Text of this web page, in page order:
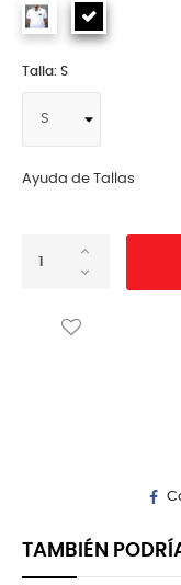
Talla: S
Ayuda de Tallas
TAMBIÉN